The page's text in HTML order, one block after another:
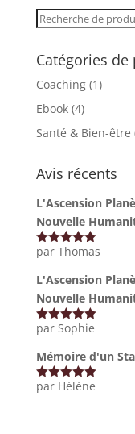
Recherche
Catégories
Coaching (1)
Ebook (4)
Santé & Bien-être
Avis récents
L'Ascension
Nouvelle
Note 5sur
par Thomas
L'Ascension
Nouvelle
Note5sur
par Sophie
Mémoire d'un
Note5sur
par Hélène